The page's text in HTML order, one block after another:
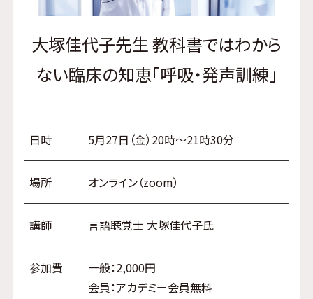
大塚佳代子先生 教科書ではわから
ない臨床の知恵「呼吸・発声訓練」
日時 5月27日（金）20時～21時30分
場所 オンライン（zoom）
講師 言語聴覚士 大塚佳代子氏
参加費
一般：2,000円
会員：アカデミー会員無料